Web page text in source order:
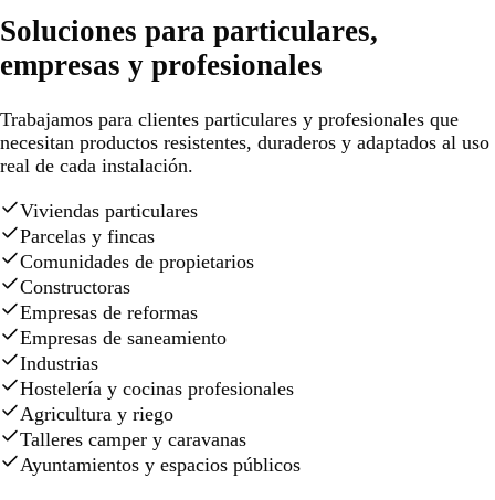
Soluciones para particulares,
empresas y profesionales
Trabajamos para clientes particulares y profesionales que
necesitan productos resistentes, duraderos y adaptados al uso
real de cada instalación.
Viviendas particulares
Parcelas y fincas
Comunidades de propietarios
Constructoras
Empresas de reformas
Empresas de saneamiento
Industrias
Hostelería y cocinas profesionales
Agricultura y riego
Talleres camper y caravanas
Ayuntamientos y espacios públicos